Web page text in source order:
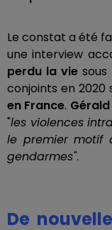
Le constat a été
une interview
perdu la vie
conjoints en 2020
en France.
"les violences
le premier motif
gendarmes".
De